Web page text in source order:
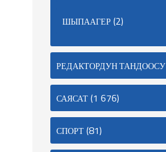
ШЫПААГЕР(2)
РЕДАКТОРДУН ТАНДООСУ
САЯСАТ(1 676)
СПОРТ(81)